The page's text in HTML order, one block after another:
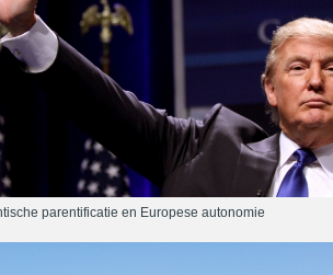
parentificatie en Europese autonomie